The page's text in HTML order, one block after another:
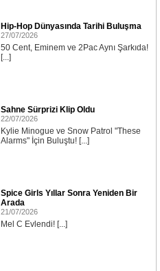
Hip-Hop Dünyasında Tarihi Buluşma
27/07/2026
50 Cent, Eminem ve 2Pac Aynı Şarkıda!
[...]
Sahne Sürprizi Klip Oldu
22/07/2026
Kylie Minogue ve Snow Patrol "These
Alarms" İçin Buluştu! [...]
Spice Girls Yıllar Sonra Yeniden Bir
Arada
21/07/2026
Mel C Evlendi! [...]